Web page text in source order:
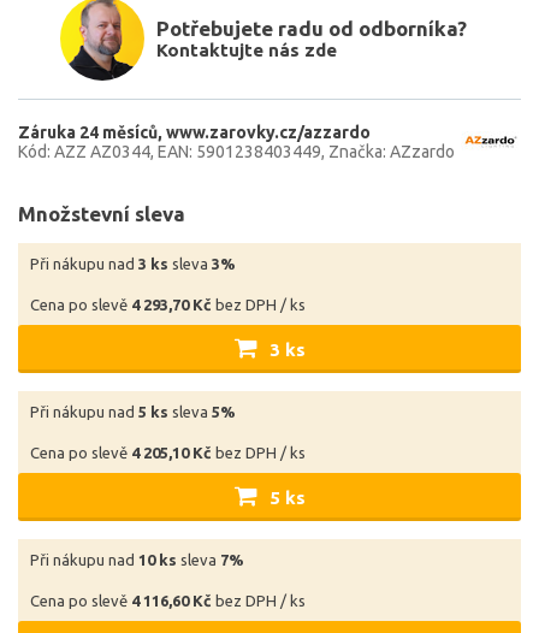
Potřebujete radu od odborníka?
Kontaktujte nás zde
Záruka 24 měsíců www.zarovky.cz/azzardo
Kód: AZZ AZ0344 EAN: 5901238403449 Značka: AZzardo
Množstevní sleva
Při nákupu nad 3 ks sleva 3%
Cena po slevě 4 293,70 Kč bez DPH / ks
3 ks
Při nákupu nad 5 ks sleva 5%
Cena po slevě 4 205,10 Kč bez DPH / ks
5 ks
Při nákupu nad 10 ks sleva 7%
Cena po slevě 4 116,60 Kč bez DPH / ks